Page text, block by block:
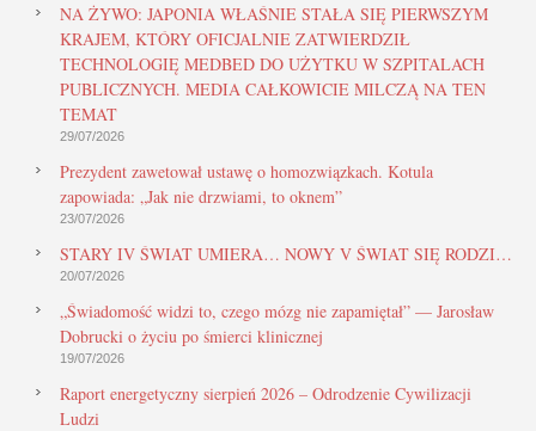
NA ŻYWO: JAPONIA WŁAŚNIE STAŁA SIĘ PIERWSZYM
KRAJEM, KTÓRY OFICJALNIE ZATWIERDZIŁ
TECHNOLOGIĘ MEDBED DO UŻYTKU W SZPITALACH
PUBLICZNYCH. MEDIA CAŁKOWICIE MILCZĄ NA TEN
TEMAT
29/07/2026
Prezydent zawetował ustawę o homozwiązkach. Kotula
zapowiada: „Jak nie drzwiami, to oknem”
23/07/2026
STARY IV ŚWIAT UMIERA… NOWY V ŚWIAT SIĘ RODZI…
20/07/2026
„Świadomość widzi to, czego mózg nie zapamiętał” — Jarosław
Dobrucki o życiu po śmierci klinicznej
19/07/2026
Raport energetyczny sierpień 2026 – Odrodzenie Cywilizacji
Ludzi